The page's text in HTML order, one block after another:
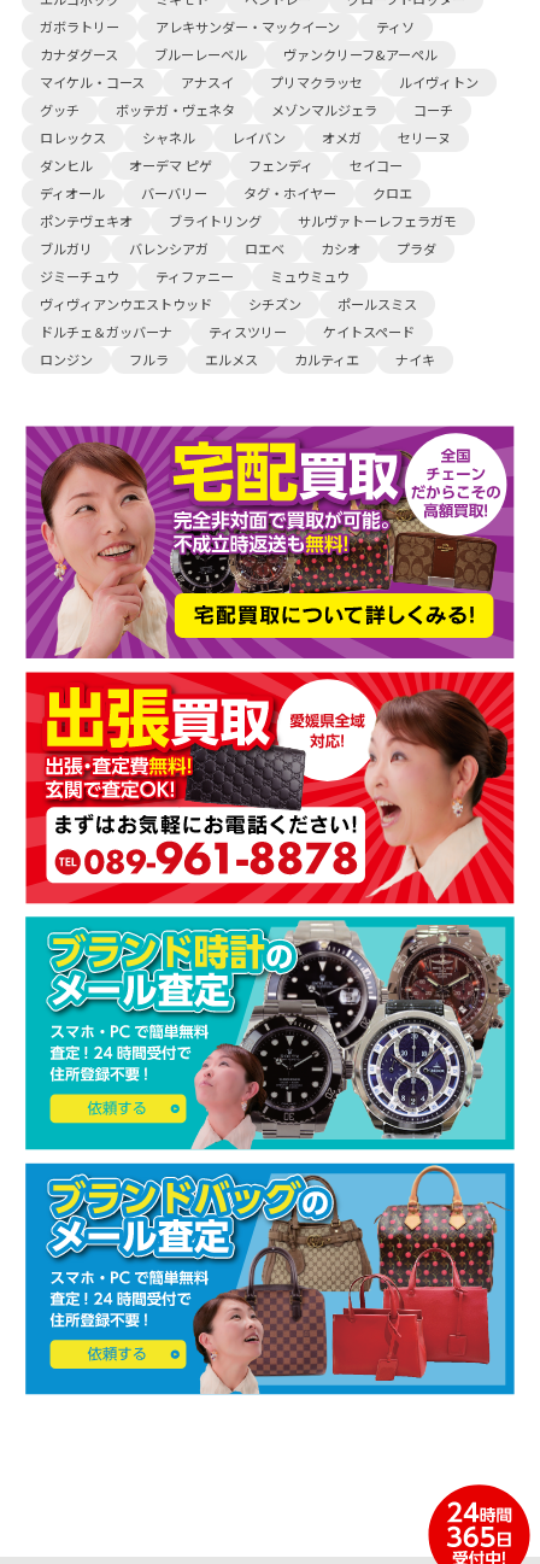
ガボラトリー
アレキサンダー・マックイーン
ティソ
カナダグース
ブルーレーベル
ヴァンクリーフ&アーペル
マイケル・コース
アナスイ プリマクラッセ
ルイヴィトン
グッチ
ボッテガ・ヴェネタ メゾンマルジェラ
コーチ
ロレックス
シャネル レイバン オメガ
セリーヌ
ダンヒル
オーデマ ピゲ フェンディ
セイコー
ディオール
バーバリー タグ・ホイヤー
クロエ
ポンテヴェキオ
ブライトリング
サルヴァトーレフェラガモ
ブルガリ
バレンシアガ ロエベ カシオ
プラダ
ジミーチュウ
ティファニー
ミュウミュウ
ヴィヴィアンウエストウッド
シチズン
ポールスミス
ドルチェ＆ガッバーナ
ティスツリー
ケイトスペード
ロンジン
フルラ エルメス カルティエ ナイキ